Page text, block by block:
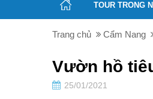
TOUR TRONG
Trang chủ Cẩm Nang
Vườn hồ
25/01/2021